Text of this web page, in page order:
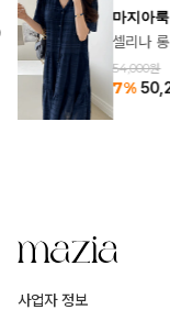
마지아룩
셀리나
54,000원
7%
사업자 정보